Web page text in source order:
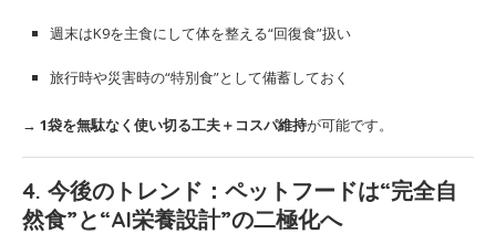
週末はK9を主食にして体を整える“回復食”扱い
旅行時や災害時の“特別食”として備蓄しておく
→ 1袋を無駄なく使い切る工夫＋コスパ維持が可能です。
4. 今後のトレンド：ペットフードは“完全自
然食”と“AI栄養設計”の二極化へ